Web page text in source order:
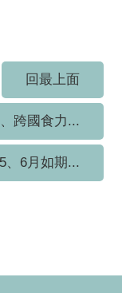
回最上面
跨國食力...
、6月如期...